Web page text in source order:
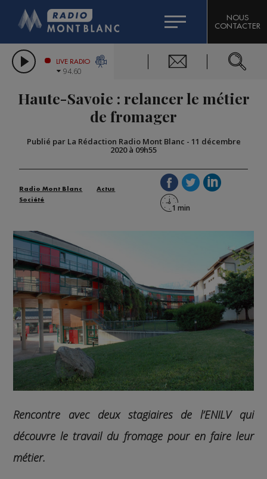
LES CHRONIQUES DE L'EXPERT
CITIZEN MACHINERY
GRAND MASSIF DOMAINES SKIABLES
BIGARD
COMPAGNIE DU MONT-BLANC
NOUS
CONTACTER
LIVE RADIO
94.60
Haute-Savoie : relancer le métier
de fromager
Publié par La Rédaction Radio Mont Blanc - 11 décembre
2020 à 09h55
Radio Mont Blanc
Actus
Société
Rencontre avec deux stagiaires de l’ENILV qui
découvre le travail du fromage pour en faire leur
métier.